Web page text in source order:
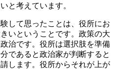
と考えています。
して思ったことは、役所にお
いということです。政策の大
治です。役所は選択肢を準備
であると政治家が判断すると
します。役所からそれが上が